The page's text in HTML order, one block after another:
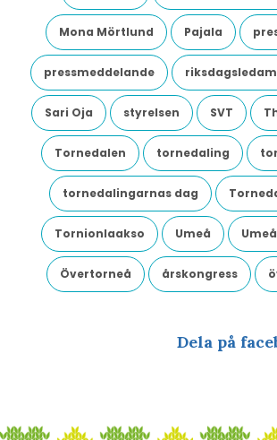
Mona Mörtlund Pajala
pressmeddelande
Sari Oja styrelsen SVT
Tornedalen tornedaling
tornedalingarnas dag
Tornionlaakso Umeå
Övertorneå årskongress
Dela på